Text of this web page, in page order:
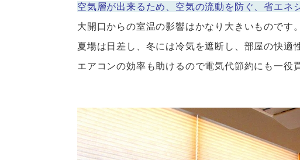
空気層が出来るため、空気の流動を防ぐ、省エネ
大開口からの室温の影響はかなり大きいものです。
夏場は日差し、冬には冷気を遮断し、部屋の快適
エアコンの効率も助けるので電気代節約にも一役